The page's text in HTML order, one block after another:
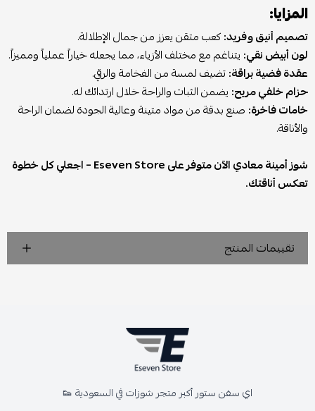
المزايا:
تصميم أنيق وفريد:كعب متقن يعزز من جمال الإطلالة.
لون أبيض نقي: يتناغم مع مختلف الأزياء، مما يجعله خياراً عملياً ومميزاً.
عقدة فضية براقة:تضيف لمسة من الفخامة والرقي.
حزام خلفي مريح: يضمن الثبات والراحة خلال ارتدائك له.
خامات فاخرة: صنع بدقة من مواد متينة وعالية الجودة لضمان الراحة
والأناقة.
شوز أمينة معادي الآن متوفر على Eseven Store – اجعلي كل خطوة
تعكس أناقتك.
تقييمات المنتج
اي سفن ستور أكبر متجر شوزات في السعودية 👟